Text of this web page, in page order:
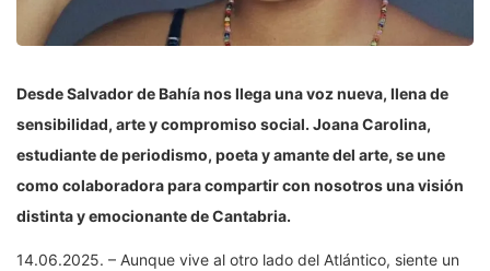
Desde Salvador de Bahía nos llega una voz nueva, llena de
sensibilidad, arte y compromiso social. Joana Carolina,
estudiante de periodismo, poeta y amante del arte, se une
como colaboradora para compartir con nosotros una visión
distinta y emocionante de Cantabria.
14.06.2025. – Aunque vive al otro lado del Atlántico, siente un